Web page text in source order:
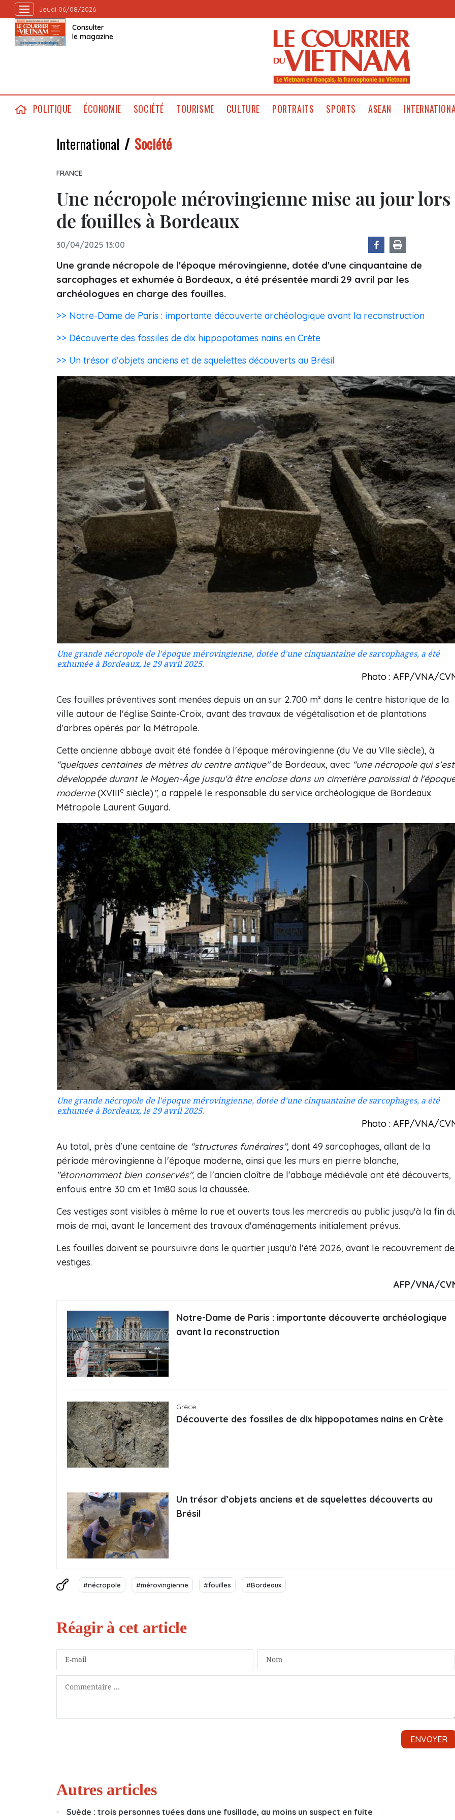
Jeudi 06/08/2026
Consulter
le magazine
POLITIQUE ÉCONOMIE SOCIÉTÉ TOURISME CULTURE PORTRAITS SPORTS ASEAN
International Société
FRANCE
Une nécropole mérovingienne mise au jour lors
de fouilles à Bordeaux
30/04/2025 13:00
Une grande nécropole de l'époque mérovingienne, dotée d'une cinquantaine de
sarcophages et exhumée à Bordeaux, a été présentée mardi 29 avril par les
archéologues en charge des fouilles.
>> Notre-Dame de Paris : importante découverte archéologique avant la reconstruction
>> Découverte des fossiles de dix hippopotames nains en Crète
>> Un trésor d’objets anciens et de squelettes découverts au Brésil
Une grande nécropole de l'époque mérovingienne, dotée d'une cinquantaine de sarcophages, a été
exhumée à Bordeaux, le 29 avril 2025.
Photo : AFP/VNA/
Ces fouilles préventives sont menées depuis un an sur 2.700 m² dans le centre historique de la
ville autour de l'église Sainte-Croix, avant des travaux de végétalisation et de plantations
d'arbres opérés par la Métropole.
Cette ancienne abbaye avait été fondée à l'époque mérovingienne (du Ve au VIIe siècle), à
"quelques centaines de mètres du centre antique"de Bordeaux, avec "une nécropole qui s'est
développée durant le Moyen-Âge jusqu'à être enclose dans un cimetière paroissial à
moderne(XVIIIe siècle)", a rappelé le responsable du service archéologique de Bordeaux
Métropole Laurent Guyard.
Une grande nécropole de l'époque mérovingienne, dotée d'une cinquantaine de sarcophages, a été
exhumée à Bordeaux, le 29 avril 2025.
Photo : AFP/VNA/
Au total, près d'une centaine de "structures funéraires", dont 49 sarcophages, allant de la
période mérovingienne à l'époque moderne, ainsi que les murs en pierre blanche,
"étonnamment bien conservés", de l'ancien cloître de l'abbaye médiévale ont été découverts,
enfouis entre 30 cm et 1m80 sous la chaussée.
Ces vestiges sont visibles à même la rue et ouverts tous les mercredis au public jusqu'à la fin
mois de mai, avant le lancement des travaux d'aménagements initialement prévus.
Les fouilles doivent se poursuivre dans le quartier jusqu'à l'été 2026, avant le recouvrement
vestiges.
AFP/VNA/
Notre-Dame de Paris : importante découverte archéologique
avant la reconstruction
Grèce
Découverte des fossiles de dix hippopotames nains en Crète
Un trésor d’objets anciens et de squelettes découverts au
Brésil
#nécropole #mérovingienne #fouilles #Bordeaux
Autres articles
Suède : trois personnes tuées dans une fusillade, au moins un suspect en fuite